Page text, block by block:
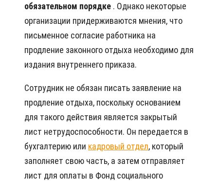
обязательном порядке . Однако некоторые
организации придерживаются мнения, что
письменное согласие работника на
продление законного отдыха необходимо для
издания внутреннего приказа.
Сотрудник не обязан писать заявление на
продление отдыха, поскольку основанием
для такого действия является закрытый
лист нетрудоспособности. Он передается в
бухгалтерию или кадровый отдел, который
заполняет свою часть, а затем отправляет
лист для оплаты в Фонд социального